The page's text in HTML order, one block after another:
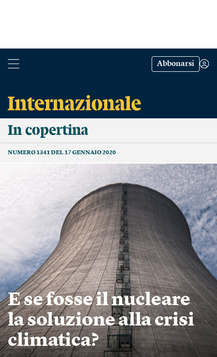
Abbonarsi
In copertina
NUMERO 1341 DEL 17 GENNAIO 2020
E se fosse il nucleare
la soluzione alla crisi
climatica?